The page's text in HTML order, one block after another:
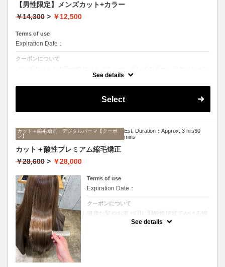
【男性限定】メンズカット+カラー
￥14,300 > ￥12,500
Terms of use
Expiration Date：
クーポンについて
カラーどちらも可能です。シャンプー、ブロー込み。
See details
Select
カット＋縮毛矯正・デジタルパーマ【クーポ
ン】
Est. Duration：Approx. 3 hrs30
mins
カット＋酸性プレミアム縮毛矯正
￥28,600 > ￥28,000
Terms of use
Expiration Date：
クーポンについて
健康な髪やお肌と同じ弱酸性領域でかける縮
毛矯正☆髪を瘦せさせることなく、気になる
See details